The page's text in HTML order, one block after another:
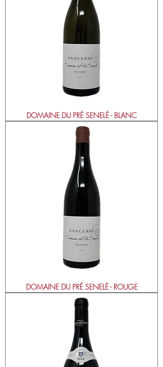
DOMAINE DU PRÉ SENELÉ - BLANC
DOMAINE DU PRÉ SENELÉ - ROUGE